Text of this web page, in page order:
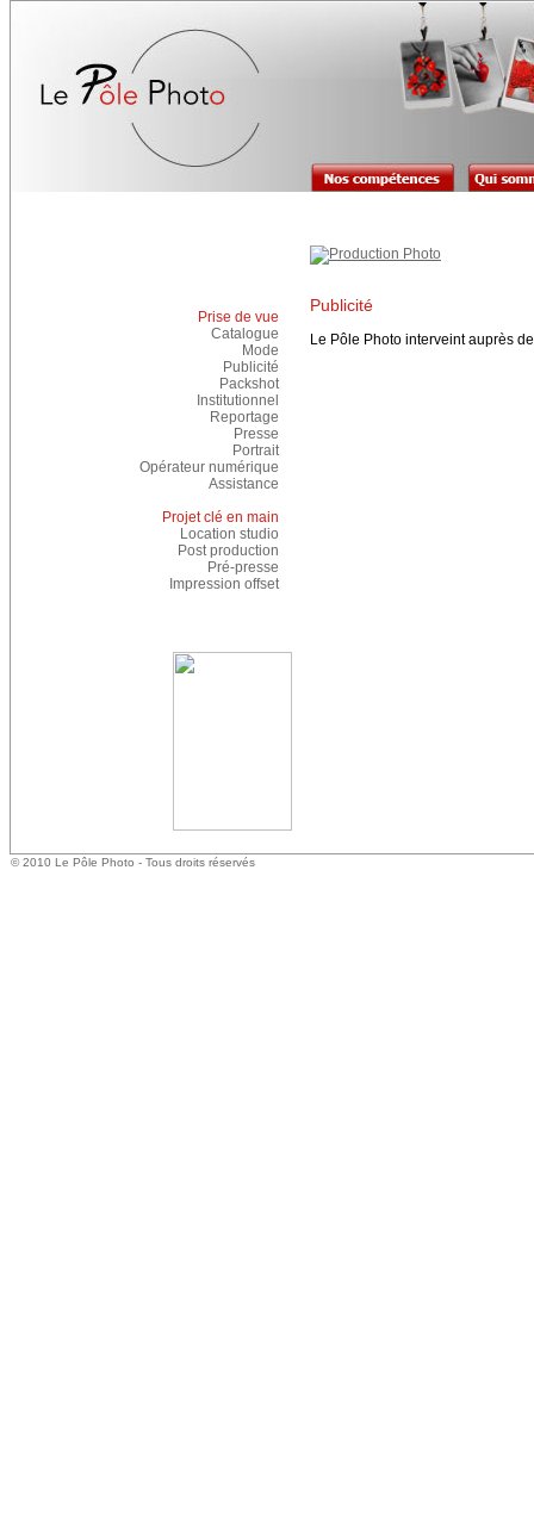
Prise de vue
Catalogue
Mode
Publicité
Packshot
Institutionnel
Reportage
Presse
Portrait
Opérateur numérique
Assistance
Projet clé en main
Location studio
Post production
Pré-presse
Impression offset
Publicité
Le Pôle Photo interveint auprès
© 2010 Le Pôle Photo - Tous droits réservés